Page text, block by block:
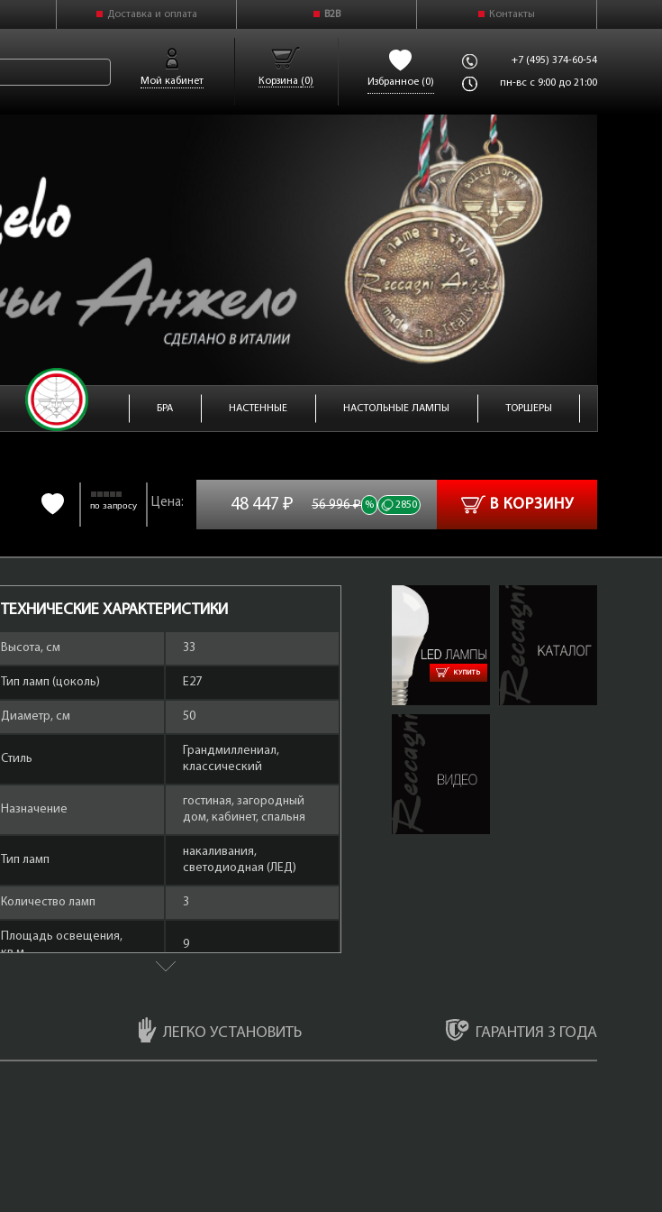
Доставка и оплата B2B Контакты
Мой кабинет Корзина (0) Избранное (0)
+7 (495) 374-60-54
пн-вс с 9:00 до 21:00
БРА НАСТЕННЫЕ НАСТОЛЬНЫЕ ЛАМПЫ ТОРШЕРЫ
по запросу 48 447 ₽ 56 996 ₽ % 2850 В КОРЗИНУ
ТЕХНИЧЕСКИЕ ХАРАКТЕРИСТИКИ
Высота, см 33
Тип ламп (цоколь) Е27
Диаметр, см 50
Стиль
Грандмиллениал,
классический
Назначение
гостиная, загородный
дом, кабинет, спальня
Тип ламп
накаливания,
cветодиодная (ЛЕД)
Количество ламп 3
Площадь освещения,
кв.м.
9
КУПИТЬ
ЛЕГКО УСТАНОВИТЬ ГАРАНТИЯ 3 ГОДА